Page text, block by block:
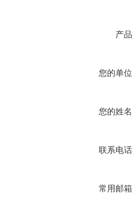
产品
您的单位
您的姓名
联系电话
常用邮箱